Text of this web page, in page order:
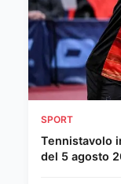
SPORT
Tennistavolo
del 5 agosto